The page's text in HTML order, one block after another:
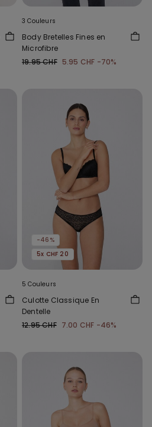
3 Couleurs
Body Bretelles Fines en
Microfibre
19.95 CHF 5.95 CHF -70%
-46%
5x CHF 20
5 Couleurs
Culotte Classique En
Dentelle
12.95 CHF 7.00 CHF -46%